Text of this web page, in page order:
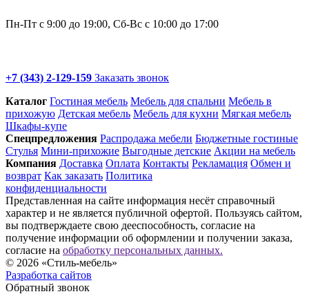
Пн-Пт с 9:00 до 19:00, Сб-Вс с 10:00 до 17:00
+7 (343) 2-129-159 Заказать звонок
Каталог Гостиная мебель Мебель для спальни Мебель в
прихожую Детская мебель Мебель для кухни Мягкая мебель
Шкафы-купе
Спец­предложения Распродажа мебели Бюджетные гостиные
Стулья Мини-прихожие Выгодные детские Акции на мебель
Компания Доставка Оплата Контакты Рекламация Обмен и
возврат Как заказать Политика
конфиденциальности
Представленная на сайте информация несёт справочный
характер и не является публичной офертой. Пользуясь сайтом,
вы подтверждаете свою дееспособность, согласие на
получение информации об оформлении и получении заказа,
согласие на обработку персональных данных.
© 2026 «Стиль-мебель»
Разработка сайтов
Обратный звонок